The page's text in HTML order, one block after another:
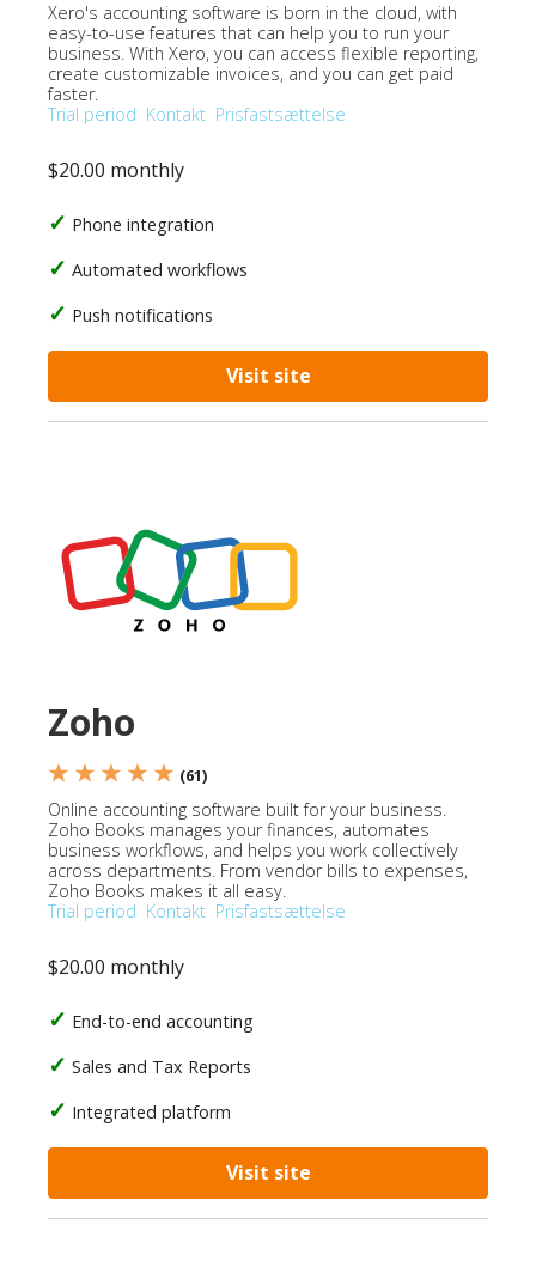
Xero's accounting software is born in the cloud, with
easy-to-use features that can help you to run your
business. With Xero, you can access flexible reporting,
create customizable invoices, and you can get paid
faster.
Trial period Kontakt Prisfastsættelse
$20.00 monthly
Phone integration
Automated workflows
Push notifications
Visit site
Zoho
★ ★ ★ ★ ★ (61)
Online accounting software built for your business.
Zoho Books manages your finances, automates
business workflows, and helps you work collectively
across departments. From vendor bills to expenses,
Zoho Books makes it all easy.
Trial period Kontakt Prisfastsættelse
$20.00 monthly
End-to-end accounting
Sales and Tax Reports
Integrated platform
Visit site